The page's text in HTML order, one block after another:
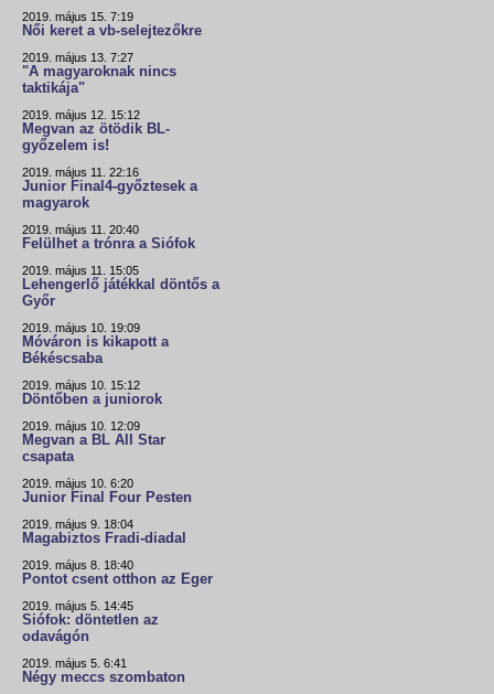
2019. május 15. 7:19
Női keret a vb-selejtezőkre
2019. május 13. 7:27
"A magyaroknak nincs
taktikája"
2019. május 12. 15:12
Megvan az ötödik BL-
győzelem is!
2019. május 11. 22:16
Junior Final4-győztesek a
magyarok
2019. május 11. 20:40
Felülhet a trónra a Siófok
2019. május 11. 15:05
Lehengerlő játékkal döntős a
Győr
2019. május 10. 19:09
Móváron is kikapott a
Békéscsaba
2019. május 10. 15:12
Döntőben a juniorok
2019. május 10. 12:09
Megvan a BL All Star
csapata
2019. május 10. 6:20
Junior Final Four Pesten
2019. május 9. 18:04
Magabiztos Fradi-diadal
2019. május 8. 18:40
Pontot csent otthon az Eger
2019. május 5. 14:45
Siófok: döntetlen az
odavágón
2019. május 5. 6:41
Négy meccs szombaton